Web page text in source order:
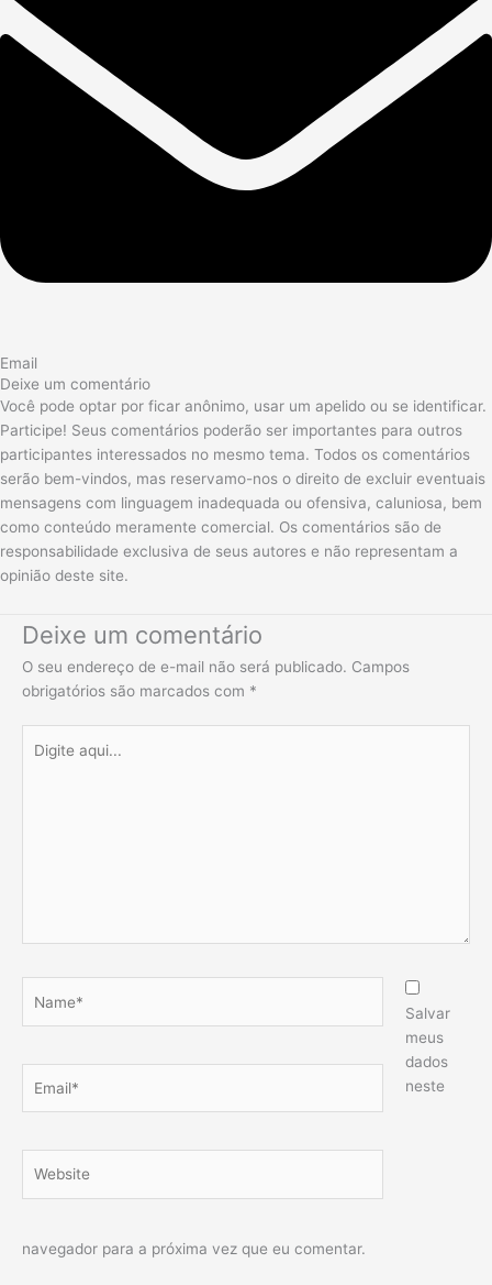
Email
Deixe um comentário
Você pode optar por ficar anônimo, usar um apelido ou se identificar.
Participe! Seus comentários poderão ser importantes para outros
participantes interessados no mesmo tema. Todos os comentários
serão bem-vindos, mas reservamo-nos o direito de excluir eventuais
mensagens com linguagem inadequada ou ofensiva, caluniosa, bem
como conteúdo meramente comercial. Os comentários são de
responsabilidade exclusiva de seus autores e não representam a
opinião deste site.
Deixe um comentário
O seu endereço de e-mail não será publicado. Campos
obrigatórios são marcados com *
aqui...
Salvar
meus
dados
neste
navegador para a próxima vez que eu comentar.